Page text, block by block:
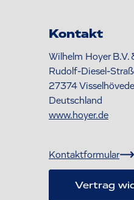
Kontakt
Wilhelm Hoyer B.V.
Rudolf-Diesel-
27374Visselhövede
Deutschland
www.hoyer.de
Kontaktformular
Vertrag